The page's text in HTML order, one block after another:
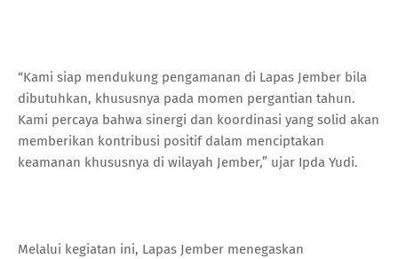
“Kami siap mendukung pengamanan di Lapas Jember bila
dibutuhkan, khususnya pada momen pergantian tahun.
Kami percaya bahwa sinergi dan koordinasi yang solid akan
memberikan kontribusi positif dalam menciptakan
keamanan khususnya di wilayah Jember,” ujar Ipda Yudi.
Melalui kegiatan ini, Lapas Jember menegaskan